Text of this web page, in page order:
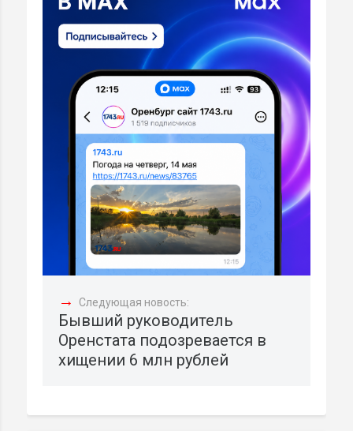
→ Следующая новость:
Бывший руководитель
Оренстата подозревается в
хищении 6 млн рублей